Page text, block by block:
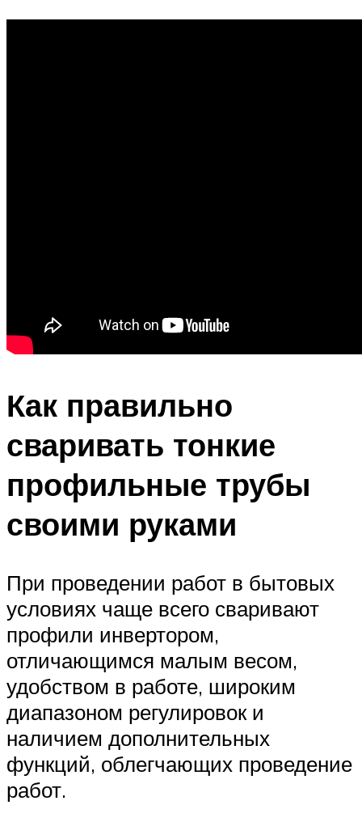
Как правильно
сваривать тонкие
профильные трубы
своими руками
При проведении работ в бытовых
условиях чаще всего сваривают
профили инвертором,
отличающимся малым весом,
удобством в работе, широким
диапазоном регулировок и
наличием дополнительных
функций, облегчающих проведение
работ.